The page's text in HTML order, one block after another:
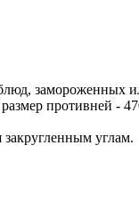
замороженных
противней -
углам.